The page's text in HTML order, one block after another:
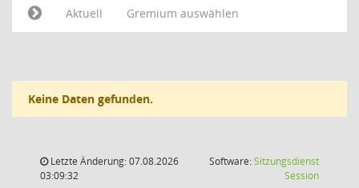
Aktuell
Gremium auswählen
Keine Daten gefunden.
Letzte Änderung: 07.08.2026
03:09:32
Software:Sitzungsdienst
Session(Wird in